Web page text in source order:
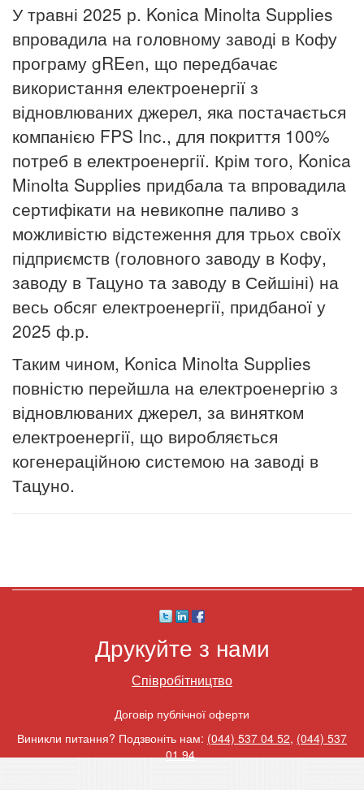
У травні 2025 р. Konica Minolta Supplies
впровадила на головному заводі в Кофу
програму gREen, що передбачає
використання електроенергії з
відновлюваних джерел, яка постачається
компанією FPS Inc., для покриття 100%
потреб в електроенергії. Крім того, Konica
Minolta Supplies придбала та впровадила
сертифікати на невикопне паливо з
можливістю відстеження для трьох своїх
підприємств (головного заводу в Кофу,
заводу в Тацуно та заводу в Сейшіні) на
весь обсяг електроенергії, придбаної у
2025 ф.р.
Таким чином, Konica Minolta Supplies
повністю перейшла на електроенергію з
відновлюваних джерел, за винятком
електроенергії, що виробляється
когенераційною системою на заводі в
Тацуно.
Друкуйте з нами
Співробітництво
Договір публічної оферти
Виникли питання? Подзвоніть нам: (044) 537 04 52, (044) 537
01 94.